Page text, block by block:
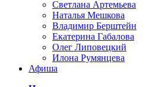
Светлана Артемьева
Наталья Мешкова
Владимир Берштейн
Екатерина Габалова
Олег Липовецкий
Илона Румянцева
Афиша